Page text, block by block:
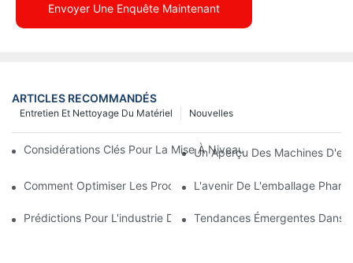
Envoyer Une Enquête Maintenant
ARTICLES RECOMMANDÉS
Nouvelles
Entretien Et Nettoyage Du Matériel
Considérations Clés Pour La Mise À Niveau Des Machines
Un Aperçu Des Machines
Comment Optimiser Les Processus De Production Avec Une
L'avenir De L'emballage
Prédictions Pour L'industrie De L'emballage Pharmaceutique
Tendances Émergentes Dans